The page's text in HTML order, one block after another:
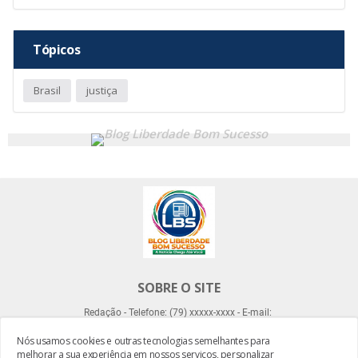
Tópicos
Brasil justiça
SOBRE O SITE
Redação - Telefone: (79) xxxxx-xxxx - E-mail:
Nós usamos cookies e outras tecnologias semelhantes para
melhorar a sua experiência em nossos serviços, personalizar